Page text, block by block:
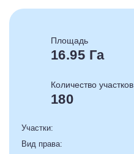
Площадь
16.95 Га
Количество участков
180
Участки:
Вид права: